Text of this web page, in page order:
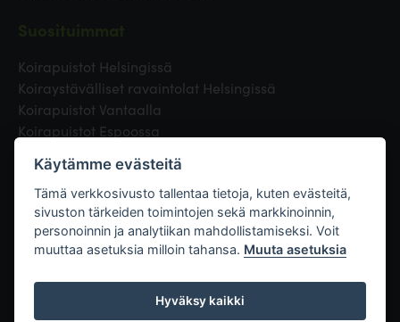
Koirapuistot Helsingissä
Koiraystävälliset ravaintolat Helsingissä
Koirapuistot Vantaalla
Koirapuistot Espoossa
Eläinlääkäri Helsingissä
Koirapuistot Tampereella
Linkit
Käytämme evästeitä
Tämä verkkosivusto tallentaa tietoja, kuten evästeitä,
sivuston tärkeiden toimintojen sekä markkinoinnin,
personoinnin ja analytiikan mahdollistamiseksi. Voit
muuttaa asetuksia milloin tahansa. Muuta asetuksia
Hyväksy kaikki